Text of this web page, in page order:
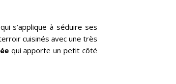
s’applique à séduire ses
cuisinés avec une très
qui apporte un petit côté